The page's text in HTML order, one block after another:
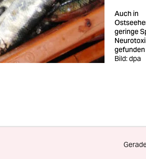
Auch in
geringe
Bild: dpa
Plankton, Fischen
gefunden, das